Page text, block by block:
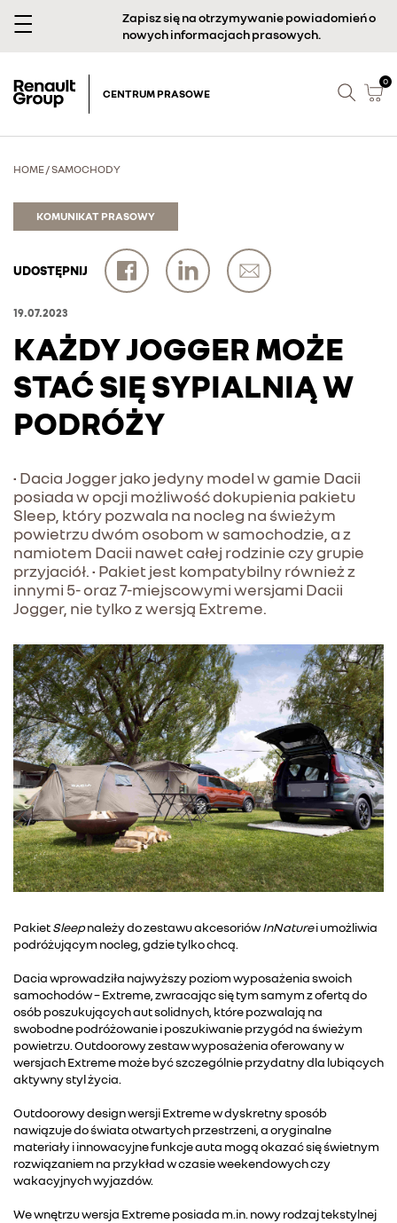
Zapisz się na otrzymywanie powiadomień o
nowych informacjach prasowych.
CENTRUM PRASOWE
0
HOME/SAMOCHODY
KOMUNIKAT PRASOWY
UDOSTĘPNIJ
19.07.2023
KAŻDY JOGGER MOŻE
STAĆ SIĘ SYPIALNIĄ W
PODRÓŻY
• Dacia Jogger jako jedyny model w gamie Dacii
posiada w opcji możliwość dokupienia pakietu
Sleep, który pozwala na nocleg na świeżym
powietrzu dwóm osobom w samochodzie, a z
namiotem Dacii nawet całej rodzinie czy grupie
przyjaciół. • Pakiet jest kompatybilny również z
innymi 5- oraz 7-miejscowymi wersjami Dacii
Jogger, nie tylko z wersją Extreme.
PakietSleepnależy do zestawu akcesoriówInNaturei umożliwia
podróżującym nocleg, gdzie tylko chcą.
Dacia wprowadziła najwyższy poziom wyposażenia swoich
samochodów – Extreme, zwracając się tym samym z ofertą do
osób poszukujących aut solidnych, które pozwalają na
swobodne podróżowanie i poszukiwanie przygód na świeżym
powietrzu. Outdoorowy zestaw wyposażenia oferowany w
wersjach Extreme może być szczególnie przydatny dla lubiących
aktywny styl życia.
Outdoorowy design wersji Extreme w dyskretny sposób
nawiązuje do świata otwartych przestrzeni, a oryginalne
materiały i innowacyjne funkcje auta mogą okazać się świetnym
rozwiązaniem na przykład w czasie weekendowych czy
wakacyjnych wyjazdów.
We wnętrzu wersja Extreme posiada m.in. nowy rodzaj tekstylnej